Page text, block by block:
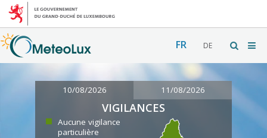
FR DE
10/08/2026 11/08/2026
VIGILANCES
Aucune vigilance
particulière